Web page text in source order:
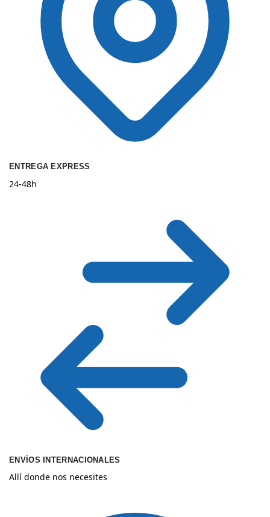
ENTREGA EXPRESS
24-48h
ENVÍOS INTERNACIONALES
Allí donde nos necesites